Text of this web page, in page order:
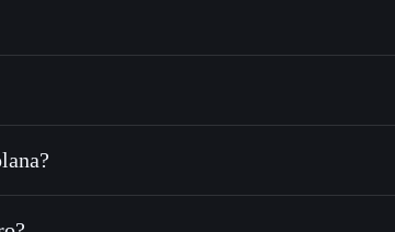
USDC o in migliaia di altri token Solana al prezzo